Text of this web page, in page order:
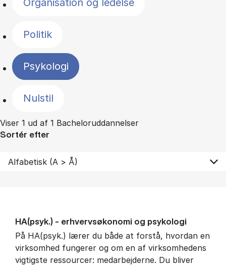
Organisation og ledelse
Politik
Psykologi
Nulstil
Viser 1 ud af 1 Bacheloruddannelser
Sortér efter
HA(psyk.) - erhvervs­økonomi og psy­ko­lo­gi
På HA(psyk.) lærer du både at forstå, hvordan en
virksomhed fungerer og om en af virksomhedens
vigtigste ressourcer: medarbejderne. Du bliver